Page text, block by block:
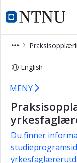
NTNU Hjemmeside
Institutt
English
×
Praksis
Lektorutdanning
PPU
deltid
FPPU
PPU
MENY
Du finner